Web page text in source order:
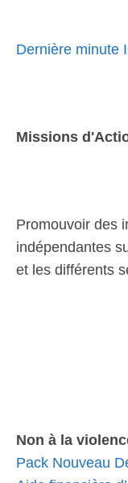
Dernière minute
Missions
Promouvoir des
indépendantes
et les différents
Non à la
Pack Nouveau